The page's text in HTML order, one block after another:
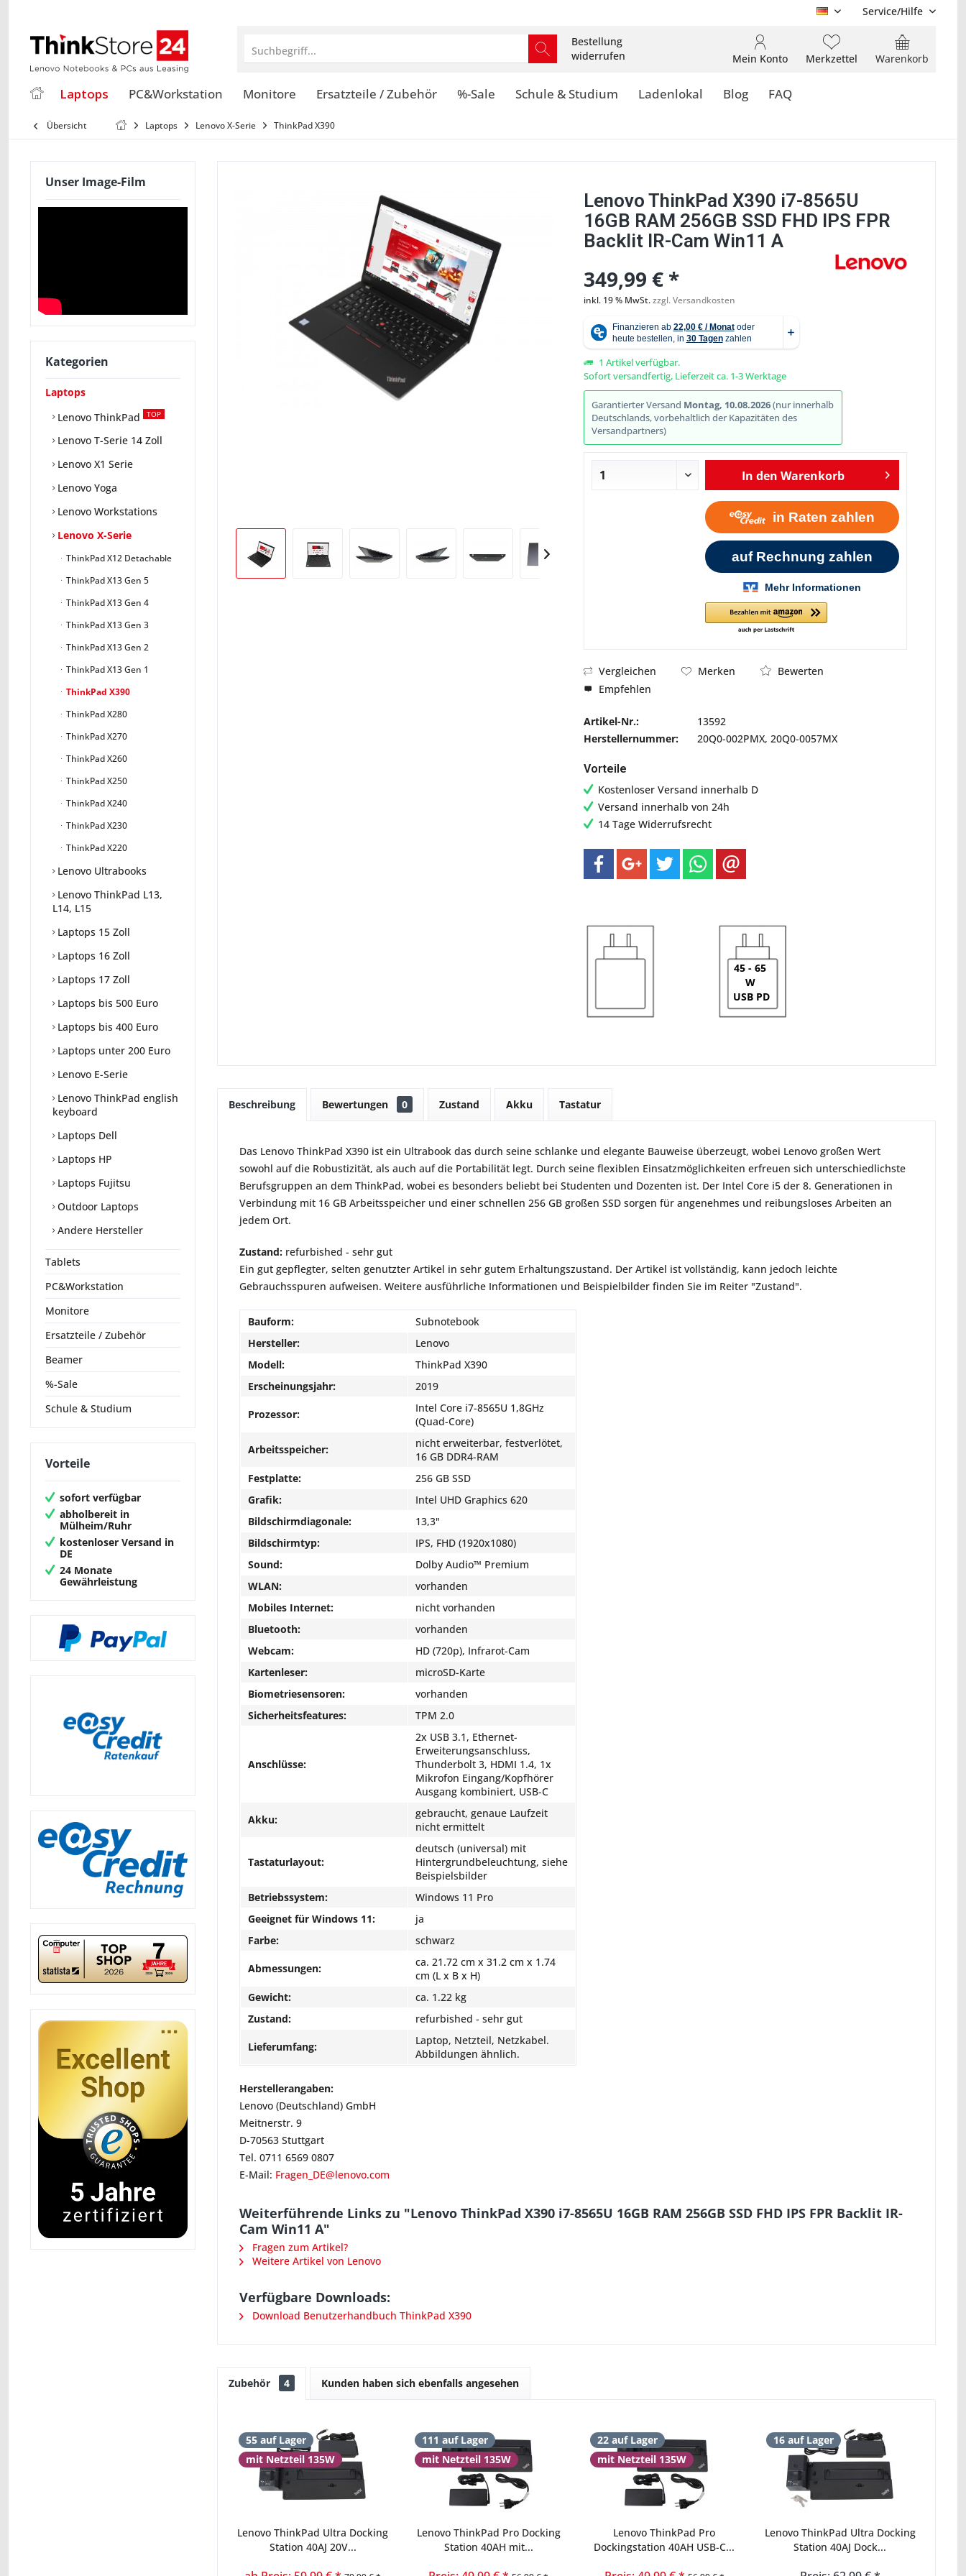
DE Service/Hilfe
Suchbegriff...
Bestellung
widerrufen
Warenkorb
Merkzettel
Mein Konto
Laptops PC&Workstation Monitore Ersatzteile / Zubehör %-Sale Schule & Studium Ladenlokal Blog FAQ
Übersicht Laptops Lenovo X-Serie ThinkPad X390
Unser Image-Film
Kategorien
Laptops
Lenovo ThinkPad
TOP
Lenovo T-Serie 14 Zoll
Lenovo X1 Serie
Lenovo Yoga
Lenovo Workstations
Lenovo X-Serie
ThinkPad X12 Detachable
ThinkPad X13 Gen 5
ThinkPad X13 Gen 4
ThinkPad X13 Gen 3
ThinkPad X13 Gen 2
ThinkPad X13 Gen 1
ThinkPad X390
ThinkPad X280
ThinkPad X270
ThinkPad X260
ThinkPad X250
ThinkPad X240
ThinkPad X230
ThinkPad X220
Lenovo Ultrabooks
Lenovo ThinkPad L13,
L14, L15
Laptops 15 Zoll
Laptops 16 Zoll
Laptops 17 Zoll
Laptops bis 500 Euro
Laptops bis 400 Euro
Laptops unter 200 Euro
Lenovo E-Serie
Lenovo ThinkPad english
keyboard
Laptops Dell
Laptops HP
Laptops Fujitsu
Outdoor Laptops
Andere Hersteller
Tablets
PC&Workstation
Monitore
Ersatzteile / Zubehör
Beamer
%-Sale
Schule & Studium
Vorteile
sofort verfügbar
abholbereit in
Mülheim/Ruhr
kostenloser Versand in
DE
24 Monate
Gewährleistung
Abbildung ähnlich
Lenovo ThinkPad X390 i7-8565U
16GB RAM 256GB SSD FHD IPS FPR
Backlit IR-Cam Win11 A
349,99 € *
inkl. 19 % MwSt.zzgl. Versandkosten
1 Artikel verfügbar.
Sofort versandfertig, Lieferzeit ca. 1-3 Werktage
Garantierter Versand Montag, 10.08.2026(nur innerhalb
Deutschlands, vorbehaltlich der Kapazitäten des
Versandpartners)
In den Warenkorb
Vergleichen Merken
Bewerten
Empfehlen
Artikel-Nr.:
13592
Herstellernummer:
20Q0-002PMX, 20Q0-0057MX
Vorteile
Kostenloser Versand innerhalb D
Versand innerhalb von 24h
14 Tage Widerrufsrecht
45 - 65
W
USB PD
Beschreibung Bewertungen 0 Zustand Akku Tastatur
Das Lenovo ThinkPad X390 ist ein Ultrabook das durch seine schlanke und elegante Bauweise überzeugt, wobei Lenovo großen Wert
sowohl auf die Robustizität, als auch auf die Portabilität legt. Durch seine flexiblen Einsatzmöglichkeiten erfreuen sich unterschiedlichste
Berufsgruppen an dem ThinkPad, wobei es besonders beliebt bei Studenten und Dozenten ist. Der Intel Core i5 der 8. Generationen in
Verbindung mit 16 GB Arbeitsspeicher und einer schnellen 256 GB großen SSD sorgen für angenehmes und reibungsloses Arbeiten an
jedem Ort.
Zustand: refurbished - sehr gut
Ein gut gepflegter, selten genutzter Artikel in sehr gutem Erhaltungszustand. Der Artikel ist vollständig, kann jedoch leichte
Gebrauchsspuren aufweisen. Weitere ausführliche Informationen und Beispielbilder finden Sie im Reiter "Zustand".
Bauform:
Subnotebook
Hersteller:
Lenovo
Modell:
ThinkPad X390
Erscheinungsjahr:
2019
Prozessor:
Intel Core i7-8565U 1,8GHz
(Quad-Core)
Arbeitsspeicher:
nicht erweiterbar, festverlötet,
16 GB DDR4-RAM
Festplatte:
256 GB SSD
Grafik:
Intel UHD Graphics 620
Bildschirmdiagonale:
13,3"
Bildschirmtyp:
IPS, FHD (1920x1080)
Sound:
Dolby Audio™ Premium
WLAN:
vorhanden
Mobiles Internet:
nicht vorhanden
Bluetooth:
vorhanden
Webcam:
HD (720p), Infrarot-Cam
Kartenleser:
microSD-Karte
Biometriesensoren:
vorhanden
Sicherheitsfeatures:
TPM 2.0
Anschlüsse:
2x USB 3.1, Ethernet-
Erweiterungsanschluss,
Thunderbolt 3, HDMI 1.4, 1x
Mikrofon Eingang/Kopfhörer
Ausgang kombiniert, USB-C
Akku:
gebraucht, genaue Laufzeit
nicht ermittelt
Tastaturlayout:
deutsch (universal) mit
Hintergrundbeleuchtung, siehe
Beispielsbilder
Betriebssystem:
Windows 11 Pro
Geeignet für Windows 11:
ja
Farbe:
schwarz
Abmessungen:
ca. 21.72 cm x 31.2 cm x 1.74
cm (L x B x H)
Gewicht:
ca. 1.22 kg
Zustand:
refurbished - sehr gut
Lieferumfang:
Laptop, Netzteil, Netzkabel.
Abbildungen ähnlich.
Herstellerangaben:
Lenovo (Deutschland) GmbH
Meitnerstr. 9
D-70563 Stuttgart
Tel. 0711 6569 0807
E-Mail: Fragen_DE@lenovo.com
Weiterführende Links zu "Lenovo ThinkPad X390 i7-8565U 16GB RAM 256GB SSD FHD IPS FPR Backlit IR-
Cam Win11 A"
Fragen zum Artikel?
Weitere Artikel von Lenovo
Verfügbare Downloads:
Download Benutzerhandbuch ThinkPad X390
Zubehör 4 Kunden haben sich ebenfalls angesehen
55 auf Lager
mit Netzteil 135W
Lenovo ThinkPad Ultra Docking
Station 40AJ 20V...
111 auf Lager
mit Netzteil 135W
Lenovo ThinkPad Pro Docking
Station 40AH mit...
22 auf Lager
mit Netzteil 135W
Lenovo ThinkPad Pro
Dockingstation 40AH USB-C...
16 auf Lager
Lenovo ThinkPad Ultra Docking
Station 40AJ Dock...